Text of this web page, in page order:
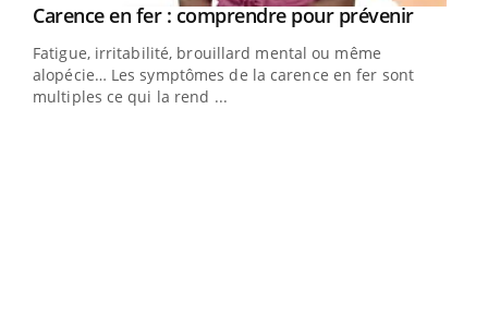
Youtube
Carence en fer : comprendre pour prévenirYoutube
Fatigue, irritabilité, brouillard mental ou même
alopécie… Les symptômes de la carence en fer sont
multiples ce qui la rend ...